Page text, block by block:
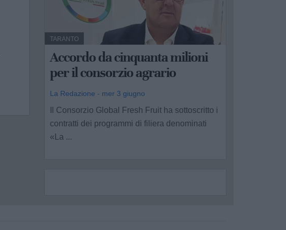
TARANTO
Accordo da cinquanta milioni
per il consorzio agrario
La Redazione - mer 3 giugno
Il Consorzio Global Fresh Fruit ha sottoscritto i
contratti dei programmi di filiera denominati
«La ...